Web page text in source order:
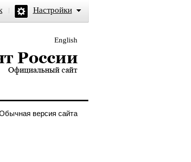
Настройки
English
сайт
версия сайта